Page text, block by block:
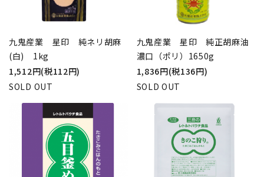
九鬼産業 星印 純ネリ胡麻
(白) 1kg
1,512円(税112円)
SOLD OUT
九鬼産業 星印 純正胡麻油
濃口（ポリ）1650g
1,836円(税136円)
SOLD OUT